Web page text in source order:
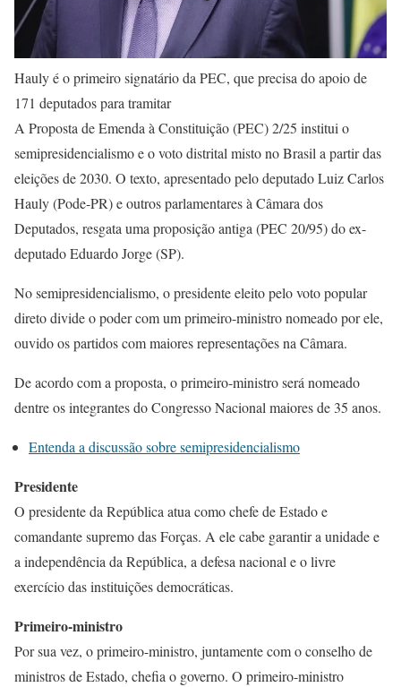
Hauly é o primeiro signatário da PEC, que precisa do apoio de
171 deputados para tramitar
A Proposta de Emenda à Constituição (PEC) 2/25 institui o
semipresidencialismo e o voto distrital misto no Brasil a partir das
eleições de 2030. O texto, apresentado pelo deputado Luiz Carlos
Hauly (Pode-PR) e outros parlamentares à Câmara dos
Deputados, resgata uma proposição antiga (PEC 20/95) do ex-
deputado Eduardo Jorge (SP).
No semipresidencialismo, o presidente eleito pelo voto popular
direto divide o poder com um primeiro-ministro nomeado por ele,
ouvido os partidos com maiores representações na Câmara.
De acordo com a proposta, o primeiro-ministro será nomeado
dentre os integrantes do Congresso Nacional maiores de 35 anos.
Entenda a discussão sobre semipresidencialismo
Presidente
O presidente da República atua como chefe de Estado e
comandante supremo das Forças. A ele cabe garantir a unidade e
a independência da República, a defesa nacional e o livre
exercício das instituições democráticas.
Primeiro-ministro
Por sua vez, o primeiro-ministro, juntamente com o conselho de
ministros de Estado, chefia o governo. O primeiro-ministro